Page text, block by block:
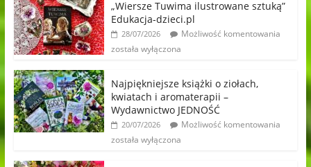
„Wiersze Tuwima ilustrowane sztuką”
Edukacja-dzieci.pl
28/07/2026
Możliwość komentowania
została wyłączona
Najpiękniejsze książki o ziołach,
kwiatach i aromaterapii –
Wydawnictwo JEDNOŚĆ
20/07/2026
Możliwość komentowania
została wyłączona